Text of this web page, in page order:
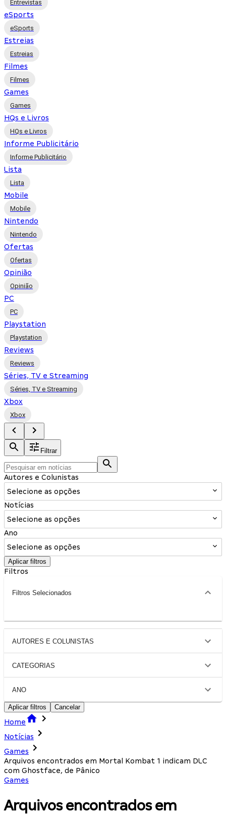
Entrevistas
eSports
eSports
Estreias
Estreias
Filmes
Filmes
Games
Games
HQs e Livros
HQs e Livros
Informe Publicitário
Informe Publicitário
Lista
Lista
Mobile
Mobile
Nintendo
Nintendo
Ofertas
Ofertas
Opinião
Opinião
PC
PC
Playstation
Playstation
Reviews
Reviews
Séries, TV e Streaming
Séries, TV e Streaming
Xbox
Xbox
Filtrar
Autores e Colunistas
Selecione as opções
Notícias
Selecione as opções
Ano
Selecione as opções
Aplicar filtros
Filtros
Filtros Selecionados
AUTORES E COLUNISTAS
CATEGORIAS
ANO
Aplicar filtros Cancelar
Home
Notícias
Games
Arquivos encontrados em Mortal Kombat 1 indicam DLC
com Ghostface, de Pânico
Games
Arquivos encontrados em